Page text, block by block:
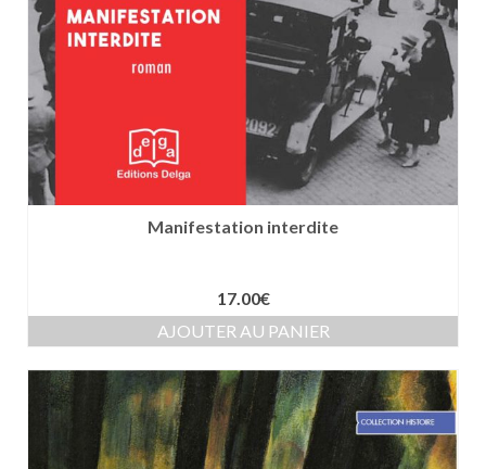
Manifestation interdite
17.00€
AJOUTER AU PANIER